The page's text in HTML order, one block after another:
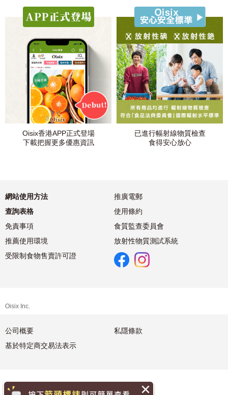
Oisix香港APP正式登場
下載把握更多優惠資訊
已進行幅射線物質檢查
食得安心放心
網站使用方法
推廣電郵
查詢表格
使用條約
免責事項
食質監查委員會
推薦使用環境
放射性物質測試系統
受限制食物售賣許可證
Oisix Inc.
公司概要
私隱條款
基於特定商交易法表示
繁體中文